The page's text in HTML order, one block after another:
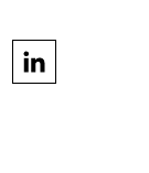
LinkedIn